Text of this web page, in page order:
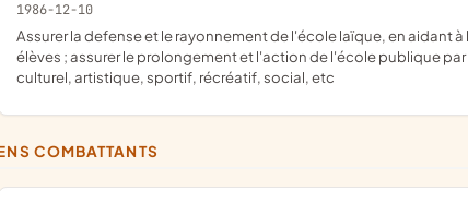
1986-12-10
assurer la defense et le rayonnement de l'école laïque, en aidant à l'amélioration de la vie matérielle, de la santé et du bien-être des
élèves ; assurer le prolongement et l'action de l'école publique
culturel, artistique, sportif, récréatif, social, etc
COMBATTANTS